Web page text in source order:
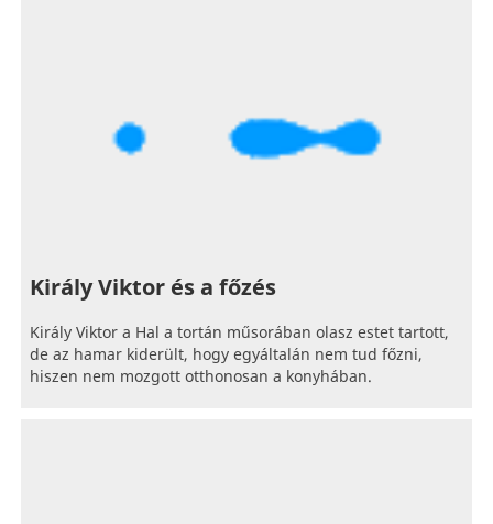
Király Viktor és a főzés
Király Viktor a Hal a tortán műsorában olasz estet tartott,
de az hamar kiderült, hogy egyáltalán nem tud főzni,
hiszen nem mozgott otthonosan a konyhában.